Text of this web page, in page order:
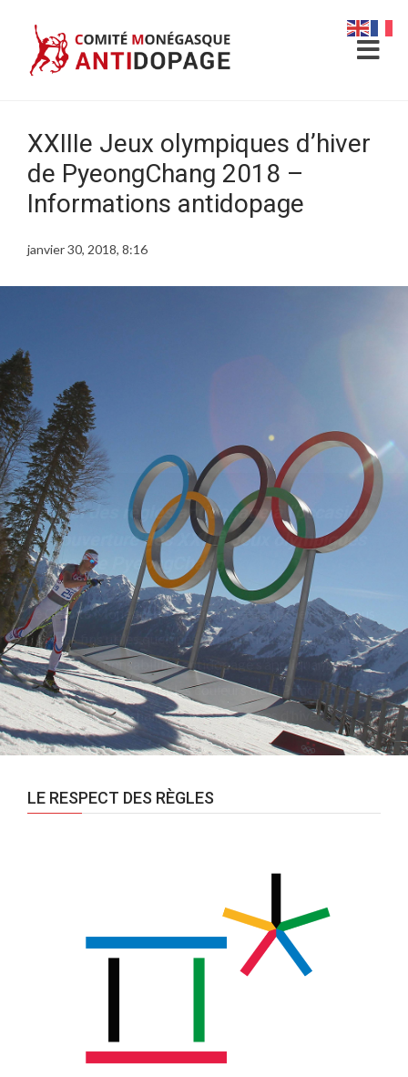
XXIIIe Jeux olympiques d’hiver
de PyeongChang 2018 –
Informations antidopage
janvier 30, 2018, 8:16
Rappel des règles antidopage à l’occasion
de l’ouverture des XXIIIeJeux olympiques
d’hiver de PyeongChang.
Le Comité Monégasque Antidopage rappelle ci-dessous
à toutes fins utiles quelques informations relatives aux
règles et responsabilités antidopage s’appliquant aux
sportifs qui défendront les couleurs de la Principauté de
Monaco aux prochains Jeux Olympiques d’hiver.
LE RESPECT DES RÈGLES